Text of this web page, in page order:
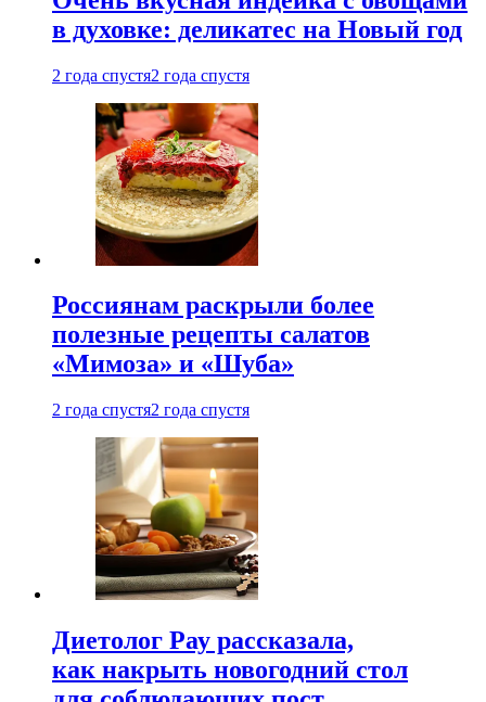
в духовке: деликатес на Новый год
2 года спустя2 года спустя
Россиянам раскрыли более
полезные рецепты салатов
«Мимоза» и «Шуба»
2 года спустя2 года спустя
Диетолог Рау рассказала,
как накрыть новогодний стол